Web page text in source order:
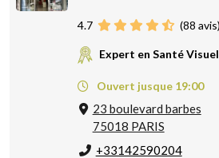
4.7 (88 avis)
Expert en Santé
Ouvert jusque 19:00
23 boulevard barbes
75018 PARIS
+33142590204